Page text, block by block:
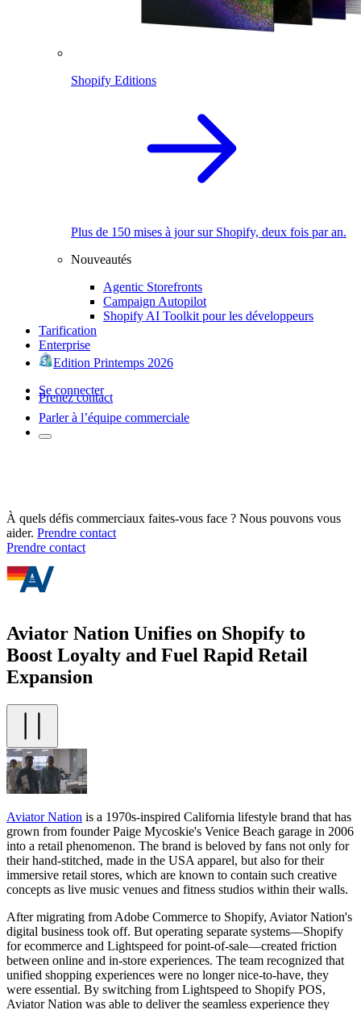
Shopify Editions
Plus de 150 mises à jour sur Shopify, deux fois par an.
Nouveautés
Agentic Storefronts
Campaign Autopilot
Shopify AI Toolkit pour les développeurs
Tarification
Enterprise
Edition Printemps 2026
Se connecter
Prenez contact
Parler à l’équipe commerciale
À quels défis commerciaux faites-vous face ? Nous pouvons vous
aider. Prendre contact
Prendre contact
Aviator Nation Unifies on Shopify to
Boost Loyalty and Fuel Rapid Retail
Expansion
Aviator Nation is a 1970s-inspired California lifestyle brand that has
grown from founder Paige Mycoskie's Venice Beach garage in 2006
into a retail phenomenon. The brand is beloved by fans not only for
their hand-stitched, made in the USA apparel, but also for their
immersive retail stores, which are known to contain such creative
concepts as live music venues and fitness studios within their walls.
After migrating from Adobe Commerce to Shopify, Aviator Nation's
digital business took off. But operating separate systems—Shopify
for ecommerce and Lightspeed for point-of-sale—created friction
between online and in-store experiences. The team recognized that
unified shopping experiences were no longer nice-to-have, they
were essential. By switching from Lightspeed to Shopify POS,
Aviator Nation was able to deliver the seamless experience they